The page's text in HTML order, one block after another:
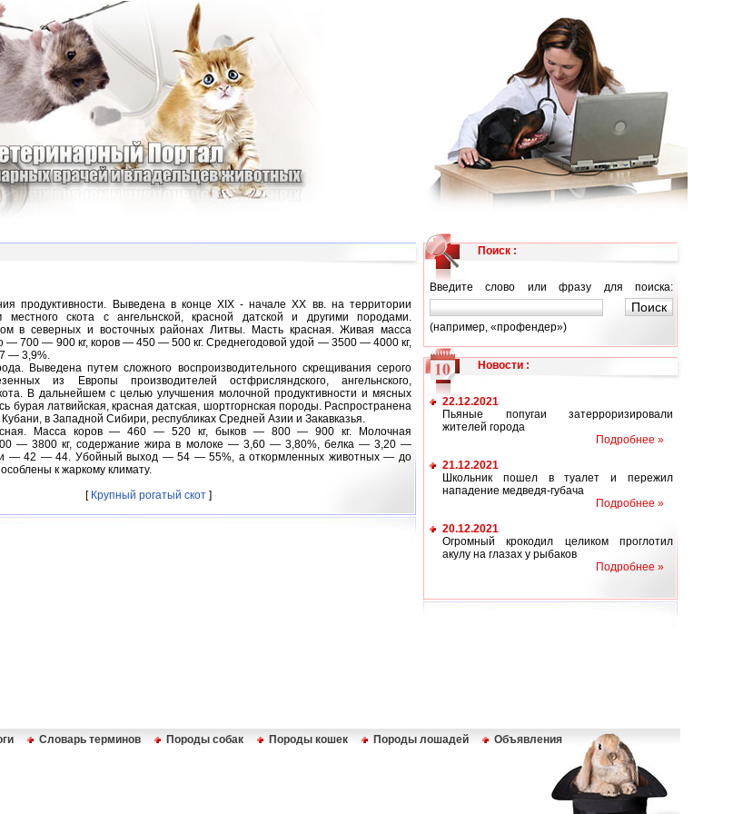
продуктивности. Выведена в конце XIX - начале XX вв. на территории
местного скота с ангельнской, красной датской и другими породами.
в северных и восточных районах Литвы. Масть красная. Живая масса
— 700 — 900 кг, коров — 450 — 500 кг. Среднегодовой удой — 3500 — 4000 кг,
— 3,9%.
Выведена путем сложного воспроизводительного скрещивания серого
из Европы производителей остфрисляндского, ангельнского,
В дальнейшем с целью улучшения молочной продуктивности и мясных
бурая латвийская, красная датская, шортгорнская породы. Распространена
в Западной Сибири, республиках Средней Азии и Закавказья.
Масса коров — 460 — 520 кг, быков — 800 — 900 кг. Молочная
— 3800 кг, содержание жира в молоке — 3,60 — 3,80%, белка — 3,20 —
— 42 — 44. Убойный выход — 54 — 55%, а откормленных животных — до
к жаркому климату.
[ Крупный рогатый скот]
Поиск :
Введите слово или фразу для поиска:
(например, «профендер»)
Новости :
22.12.2021
Пьяные попугаи затерроризировали
жителей города
Подробнее »
21.12.2021
Школьник пошел в туалет и пережил
нападение медведя-губача
Подробнее »
20.12.2021
Огромный крокодил целиком проглотил
акулу на глазах у рыбаков
Подробнее »
Словарь терминов Породы собак Породы кошек Породы лошадей
Объявления